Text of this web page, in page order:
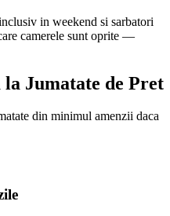
in weekend si sarbatori
camerele sunt oprite —
Jumatate de Pret
din minimul amenzii daca